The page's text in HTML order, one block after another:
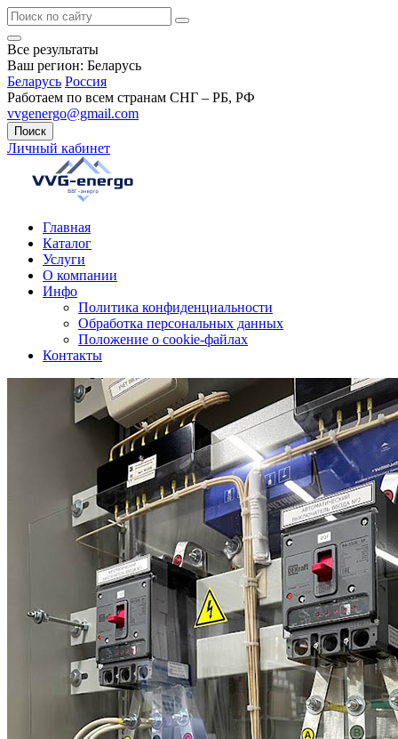
Все результаты
Ваш регион: Беларусь
Беларусь Россия
Работаем по всем странам СНГ – РБ, РФ
vvgenergo@gmail.com
Поиск
Личный кабинет
Главная
Каталог
Услуги
О компании
Инфо
Политика конфиденциальности
Обработка персональных данных
Положение о cookie-файлах
Контакты